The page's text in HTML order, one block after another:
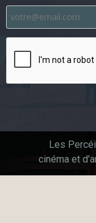
Les
cinéma et